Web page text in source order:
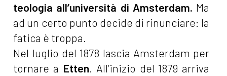
teologia all’università di Amsterdam. Ma
ad un certo punto decide di rinunciare: la
fatica è troppa.
Nel luglio del 1878 lascia Amsterdam per
tornare a Etten . All’inizio del 1879 arriva